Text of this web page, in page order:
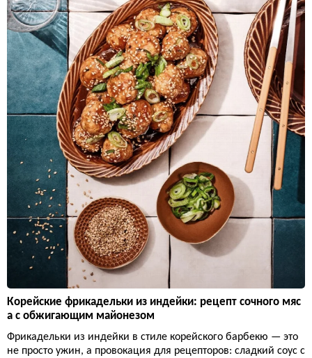
Корейские фрикадельки из индейки: рецепт сочного мяс
а с обжигающим майонезом
Фрикадельки из индейки в стиле корейского барбекю — это
не просто ужин, а провокация для рецепторов: сладкий соус с